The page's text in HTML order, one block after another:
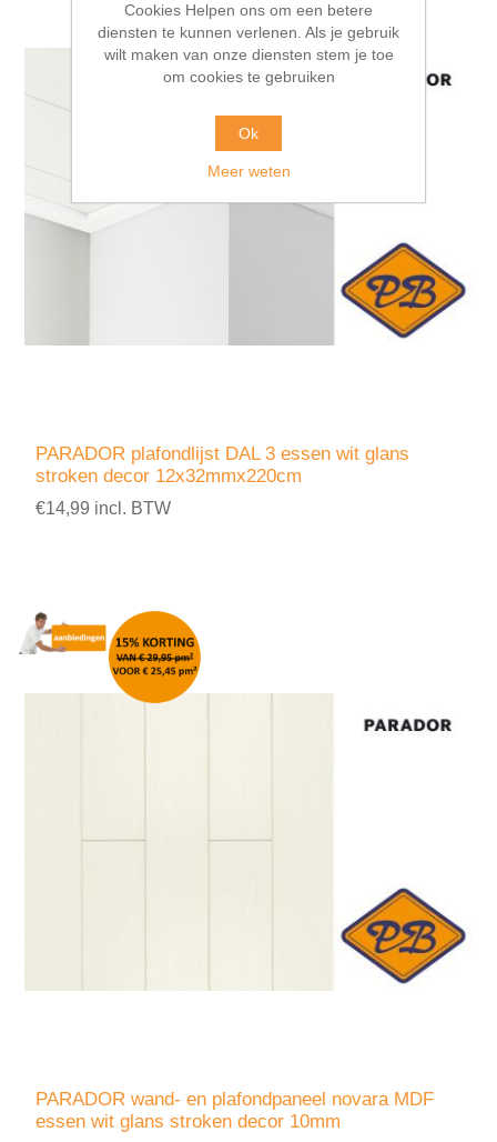
PARADOR plafondlijst DAL 3 essen wit glans
stroken decor 12x32mmx220cm
€14,99 incl. BTW
PARADOR wand- en plafondpaneel novara MDF
essen wit glans stroken decor 10mm
Cookies Helpen ons om een betere
diensten te kunnen verlenen. Als je gebruik
wilt maken van onze diensten stem je toe
om cookies te gebruiken
Ok
Meer weten